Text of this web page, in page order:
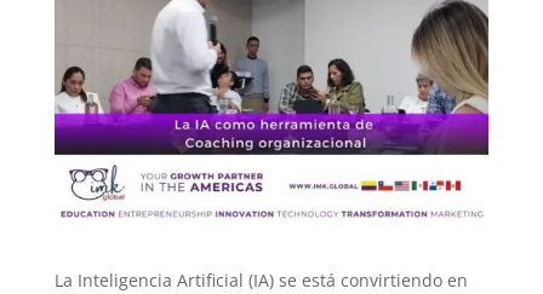
La Inteligencia Artificial (IA) se está convirtiendo en